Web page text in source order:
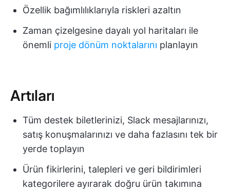
Özellik bağımlılıklarıyla riskleri azaltın
Zaman çizelgesine dayalı yol haritaları ile
önemli proje dönüm noktalarını planlayın
Artıları
Tüm destek biletlerinizi, Slack mesajlarınızı,
satış konuşmalarınızı ve daha fazlasını tek bir
yerde toplayın
Ürün fikirlerini, talepleri ve geri bildirimleri
kategorilere ayırarak doğru ürün takımına